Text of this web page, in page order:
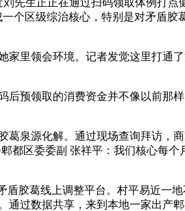
个区级综治核心，特别是对矛盾胶
里领会环境。记者发觉这里打通
预领取的消费资金并不像以前那
泉源化解。通过现场查询拜访，
都区委委副 张祥平：我们核心每
葛线上调整平台。村平易近一地
过数据共享，来到本地一家出产郫